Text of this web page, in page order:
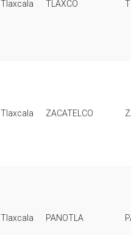
Tlaxcala TLAXCO
Tlaxcala ZACATELCO
Tlaxcala PANOTLA